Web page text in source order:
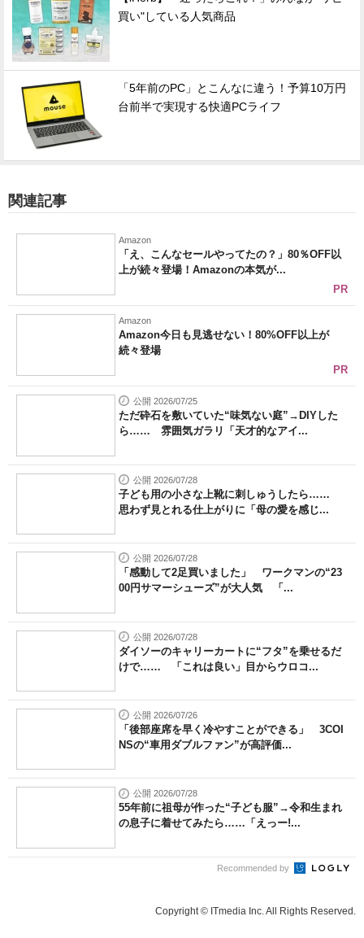
買い"している人気商品
「5年前のPC」とこんなに違う！予算10万円
台前半で実現する快適PCライフ
関連記事
Amazon
「え、こんなセールやってたの？」80％OFF以
上が続々登場！Amazonの本気が...
PR
Amazon
Amazon今日も見逃せない！80%OFF以上が
続々登場
PR
公開 2026/07/25
ただ砕石を敷いていた“味気ない庭”→DIYした
ら…… 雰囲気ガラリ「天才的なアイ...
公開 2026/07/28
子ども用の小さな上靴に刺しゅうしたら……
思わず見とれる仕上がりに「母の愛を感じ...
公開 2026/07/28
「感動して2足買いました」 ワークマンの“23
00円サマーシューズ”が大人気 「...
公開 2026/07/28
ダイソーのキャリーカートに“フタ”を乗せるだ
けで…… 「これは良い」目からウロコ...
公開 2026/07/26
「後部座席を早く冷やすことができる」 3COI
NSの“車用ダブルファン”が高評価...
公開 2026/07/28
55年前に祖母が作った“子ども服”→令和生まれ
の息子に着せてみたら……「えっー!...
Recommended by
Copyright © ITmedia Inc. All Rights Reserved.